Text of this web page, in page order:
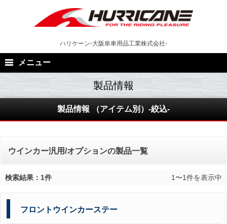
ハリケーン-大阪単車用品工業株式会社-
メニュー
製品情報 （アイテム別）-絞込-
ウインカー汎用/オプションの製品一覧
検索結果：1件 1〜1件を表示中
フロントウインカーステー